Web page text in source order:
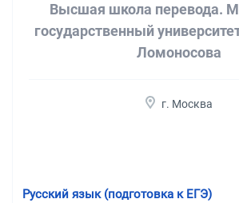
Высшая школа перевода.
государственный
Ломоносова
г. Москва
Русский язык (подготовка к ЕГЭ)